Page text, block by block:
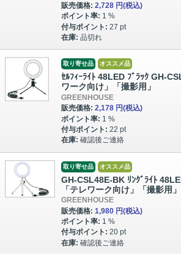
販売価格: 2,728 円(税込)
ポイント率: 1 %
付与ポイント: 27 pt
在庫: 品切れ
取り寄せ品 オススメ品
ｾﾙﾌｨｰﾗｲﾄ 48LED ﾌﾞﾗｯｸ GH-
ワーク向け」「撮影用」
GREENHOUSE
販売価格: 2,178 円(税込)
ポイント率: 1 %
付与ポイント: 22 pt
在庫: 確認後ご連絡
取り寄せ品 オススメ品
GH-CSL48E-BK ﾘﾝｸﾞﾗｲﾄ
「テレワーク向け」「撮影用」
GREENHOUSE
販売価格: 1,980 円(税込)
ポイント率: 1 %
付与ポイント: 20 pt
在庫: 確認後ご連絡